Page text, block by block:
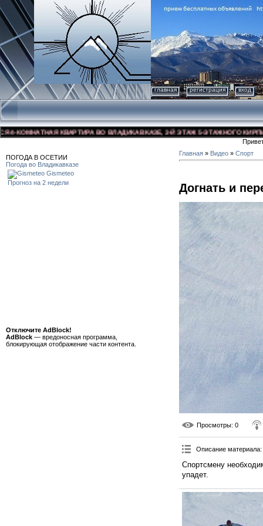
главная регистрация вход
КВАРТИРА ВО ВЛАДИКАВКАЗЕ, 3-Й ЭТАЖ 5-ЭТАЖНОГО
ПОГОДА В ОСЕТИИ
Погода во Владикавказе
Gismeteo
Прогноз на 2 недели
Отключите AdBlock!
AdBlock — вредоносная программа,
блокирующая отображение части контента.
Главная » Видео » Спорт
Догнать и
Просмотры: 0
Описание материала:
Спортсмену
упадет.